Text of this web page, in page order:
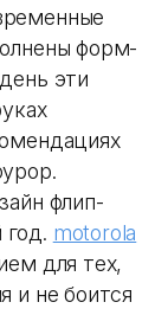
форм-
эти
флип-
motorola
для тех,
и не боится